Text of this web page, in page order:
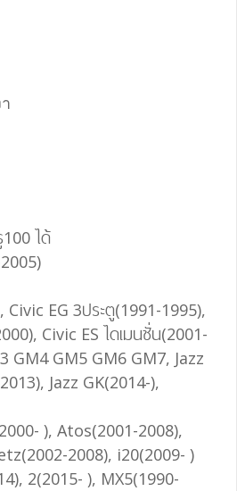
ได้
EG 3ประตู(1991-1995),
Civic ES ไดเมนชั่น(2001-
GM4 GM5 GM6 GM7, Jazz
Jazz GK(2014-),
), Atos(2001-2008),
2008), i20(2009- )
2(2015- ), MX5(1990-